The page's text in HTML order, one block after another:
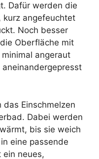
Dafür werden die
kurz angefeuchtet
Noch besser
Oberfläche mit
angeraut
Einschmelzen
Dabei werden
bis sie weich
eine passende
ein neues,